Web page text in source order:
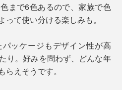
まで6色あるので、家族で色
て使い分ける楽しみも。
ッケージもデザイン性が高
り。好みを問わず、どんな年
えそうです。